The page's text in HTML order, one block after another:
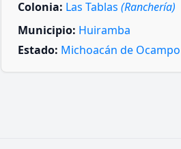
Colonia: Las Tablas (Ranchería)
Municipio: Huiramba
Estado: Michoacán de Ocampo